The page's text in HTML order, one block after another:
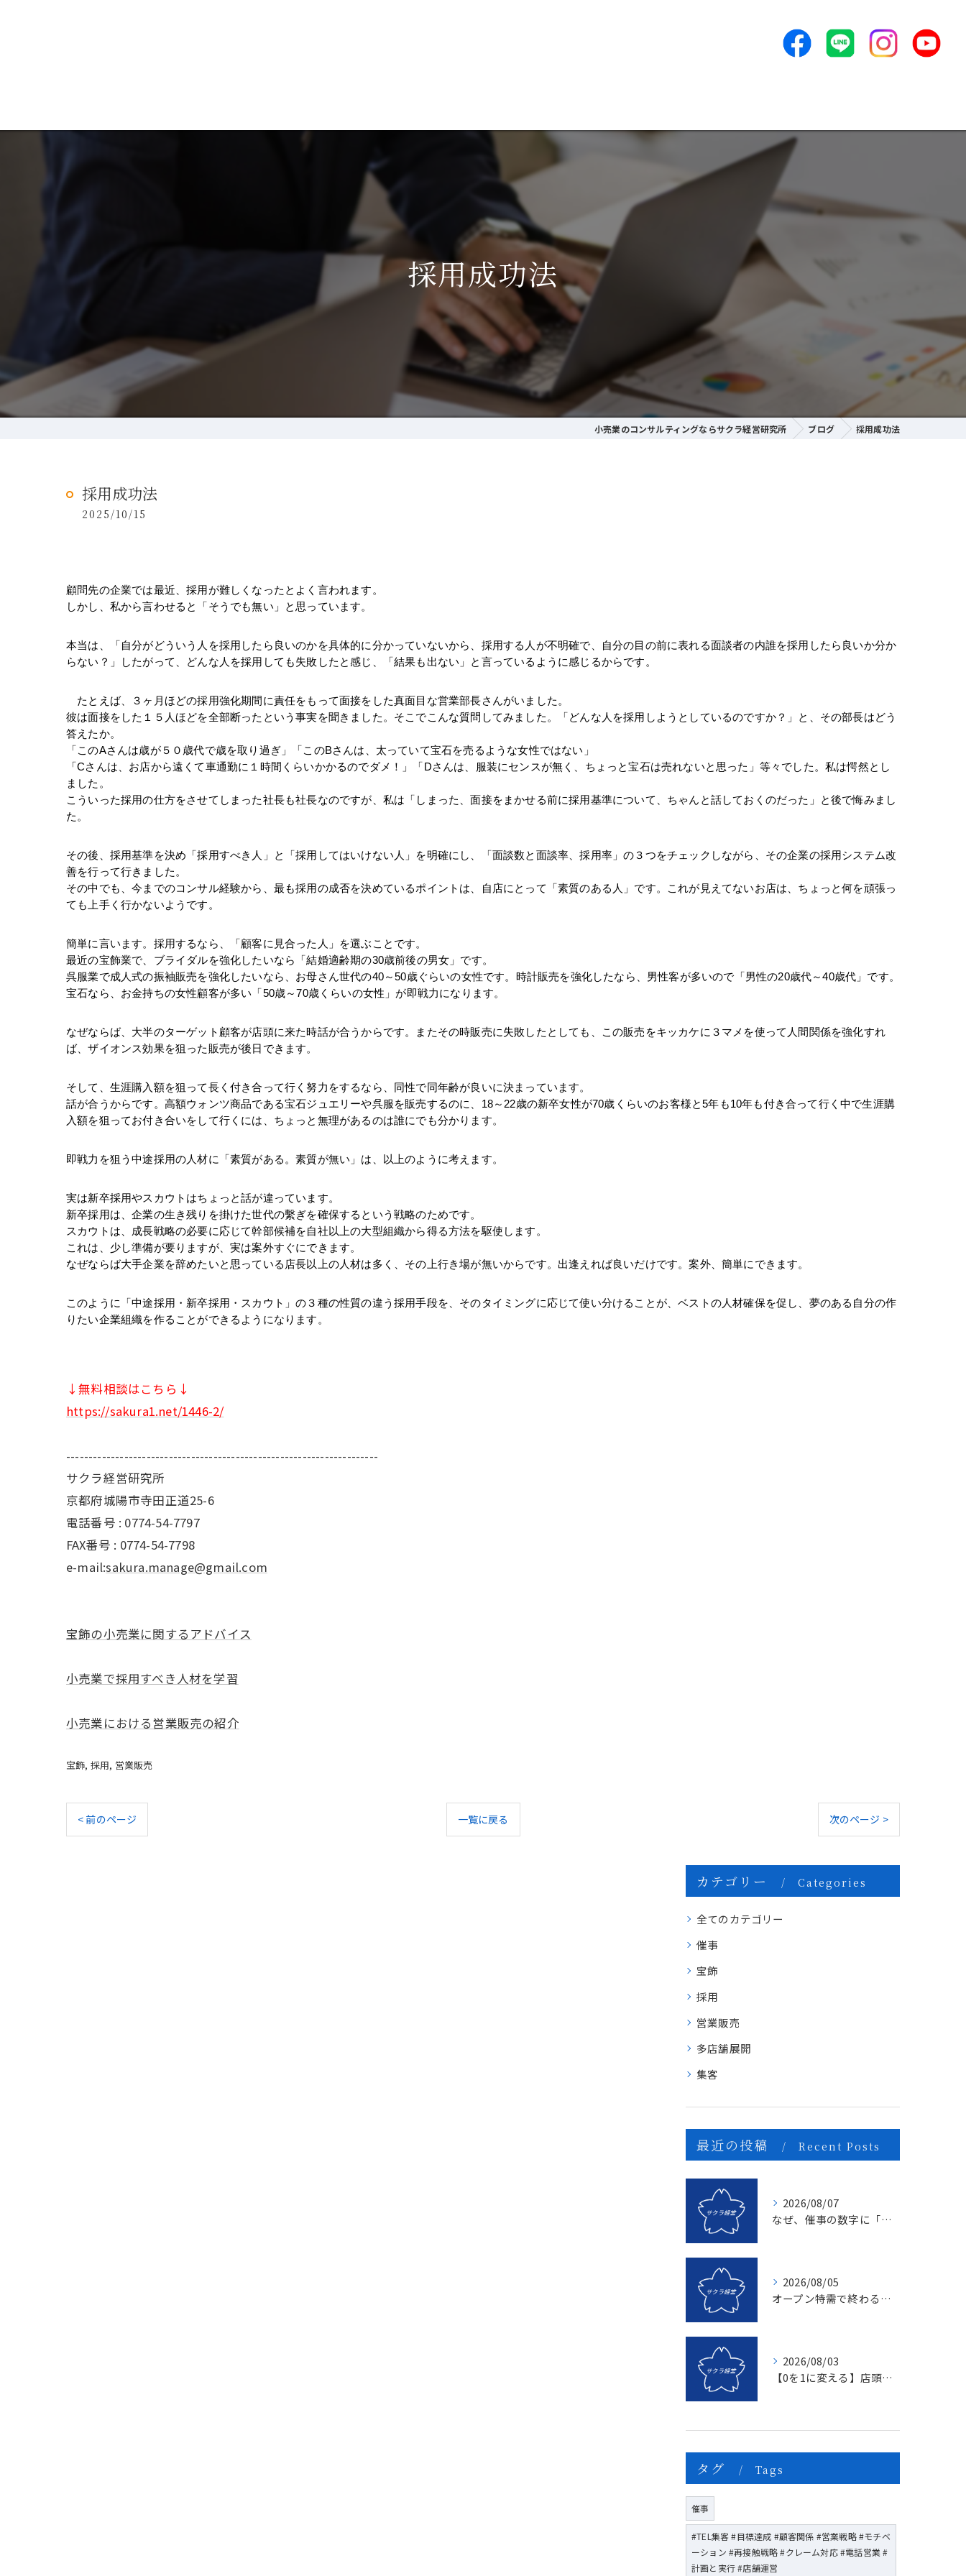
採用成功法
小売業のコンサルティングならサクラ経営研究所 ブログ 採用成功法
採用成功法
2025/10/15
顧問先の企業では最近、採用が難しくなったとよく言われます。
しかし、私から言わせると「そうでも無い」と思っています。
本当は、「自分がどういう人を採用したら良いのかを具体的に分かっていないから、採用する人が不明確で、自分の目の前に表れる面談者の内誰を採用したら良いか分か
らない？」したがって、どんな人を採用しても失敗したと感じ、「結果も出ない」と言っているように感じるからです。
たとえば、３ヶ月ほどの採用強化期間に責任をもって面接をした真面目な営業部長さんがいました。
彼は面接をした１５人ほどを全部断ったという事実を聞きました。そこでこんな質問してみました。「どんな人を採用しようとしているのですか？」と、その部長はどう
答えたか。
「このAさんは歳が５０歳代で歳を取り過ぎ」「このBさんは、太っていて宝石を売るような女性ではない」
「Cさんは、お店から遠くて車通勤に１時間くらいかかるのでダメ！」「Dさんは、服装にセンスが無く、ちょっと宝石は売れないと思った」等々でした。私は愕然とし
ました。
こういった採用の仕方をさせてしまった社長も社長なのですが、私は「しまった、面接をまかせる前に採用基準について、ちゃんと話しておくのだった」と後で悔みまし
た。
その後、採用基準を決め「採用すべき人」と「採用してはいけない人」を明確にし、「面談数と面談率、採用率」の３つをチェックしながら、その企業の採用システム改
善を行って行きました。
その中でも、今までのコンサル経験から、最も採用の成否を決めているポイントは、自店にとって「素質のある人」です。これが見えてないお店は、ちょっと何を頑張っ
ても上手く行かないようです。
簡単に言います。採用するなら、「顧客に見合った人」を選ぶことです。
最近の宝飾業で、ブライダルを強化したいなら「結婚適齢期の30歳前後の男女」です。
呉服業で成人式の振袖販売を強化したいなら、お母さん世代の40～50歳ぐらいの女性です。時計販売を強化したなら、男性客が多いので「男性の20歳代～40歳代」です。
宝石なら、お金持ちの女性顧客が多い「50歳～70歳くらいの女性」が即戦力になります。
なぜならば、大半のターゲット顧客が店頭に来た時話が合うからです。またその時販売に失敗したとしても、この販売をキッカケに３マメを使って人間関係を強化すれ
ば、ザイオンス効果を狙った販売が後日できます。
そして、生涯購入額を狙って長く付き合って行く努力をするなら、同性で同年齢が良いに決まっています。
話が合うからです。高額ウォンツ商品である宝石ジュエリーや呉服を販売するのに、18～22歳の新卒女性が70歳くらいのお客様と5年も10年も付き合って行く中で生涯購
入額を狙ってお付き合いをして行くには、ちょっと無理があるのは誰にでも分かります。
即戦力を狙う中途採用の人材に「素質がある。素質が無い」は、以上のように考えます。
実は新卒採用やスカウトはちょっと話が違っています。
新卒採用は、企業の生き残りを掛けた世代の繫ぎを確保するという戦略のためです。
スカウトは、成長戦略の必要に応じて幹部候補を自社以上の大型組織から得る方法を駆使します。
これは、少し準備が要りますが、実は案外すぐにできます。
なぜならば大手企業を辞めたいと思っている店長以上の人材は多く、その上行き場が無いからです。出逢えれば良いだけです。案外、簡単にできます。
このように「中途採用・新卒採用・スカウト」の３種の性質の違う採用手段を、そのタイミングに応じて使い分けることが、ベストの人材確保を促し、夢のある自分の作
りたい企業組織を作ることができるようになります。
↓無料相談はこちら↓
https://sakura1.net/1446-2/
----------------------------------------------------------------------
サクラ経営研究所
京都府城陽市寺田正道25-6
電話番号 : 0774-54-7797
FAX番号 : 0774-54-7798
e-mail:sakura.manage@gmail.com
宝飾の小売業に関するアドバイス
小売業で採用すべき人材を学習
小売業における営業販売の紹介
宝飾 採用 営業販売
< 前のページ 一覧に戻る 次のページ >
カテゴリー Categories
全てのカテゴリー
催事
宝飾
採用
営業販売
多店舗展開
集客
最近の投稿 Recent Posts
2026/08/07
なぜ、催事の数字に「ムラ」が出るのか？1億を3億にする「3つの計画表」の秘密
2026/08/05
オープン特需で終わる店、成長し続ける店の決定的な違いとは？〜新規名簿開拓の２つの方法〜
2026/08/03
【0を1に変える】店頭販売のマンネリを打破する「上司のたった一つの行動」とは？
タグ Tags
催事
#TEL集客 #目標達成 #顧客関係 #営業戦略 #モチベ
ーション #再接触戦略 #クレーム対応 #電話営業 #
計画と実行 #店舗運営